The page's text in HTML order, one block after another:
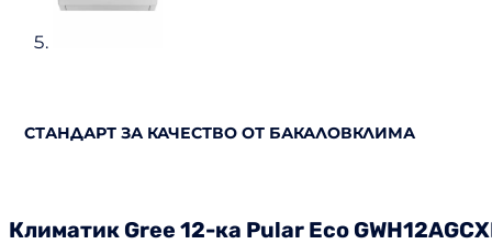
СТАНДАРТ ЗА КАЧЕСТВО ОТ БАКАЛОВКЛИМА
Климатик Gree 12-ка Pular Eco